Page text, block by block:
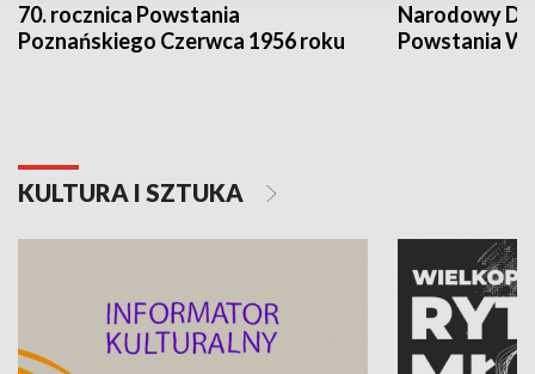
70. rocznica Powstania
Poznańskiego Czerwca 1956 roku
Narodowy
Powstania
KULTURA I SZTUKA